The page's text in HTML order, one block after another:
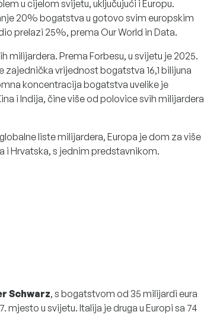
u cijelom svijetu, uključujući i Europu.
20% bogatstva u gotovo svim europskim
prelazi 25%, prema Our World in Data.
milijardera. Prema Forbesu, u svijetu je 2025.
vrijednost bogatstva 16,1 bilijuna
koncentracija bogatstva uvelike je
i Indija, čine više od polovice svih milijardera
liste milijardera, Europa je dom za više
i Hrvatska, s jednim predstavnikom.
Schwarz, s bogatstvom od 35 milijardi eura
mjesto u svijetu. Italija je druga u Europi sa 74